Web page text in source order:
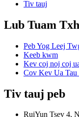
Tiv tauj
Lub Tuam
Peb Yog Leej
Keeb kwm
Kev coj noj coj
Cov Kev Ua Tau
Tiv tauj peb
RuiYun Tsev 4,